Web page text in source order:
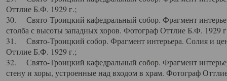
Оттлие Б.Ф. 1929 г.;
30. Свято-Троицкий кафедральный собор. Фрагмент
столба с высоты западных хоров. Фотограф Оттлие Б.Ф. 1929
31. Свято-Троицкий собор. Фрагмент интерьера. Солия и
Оттлие Б.Ф. 1929 г.;
32. Свято-Троицкий кафедральный собор. Фрагмент
стену и хоры, устроенные над входом в храм. Фотограф